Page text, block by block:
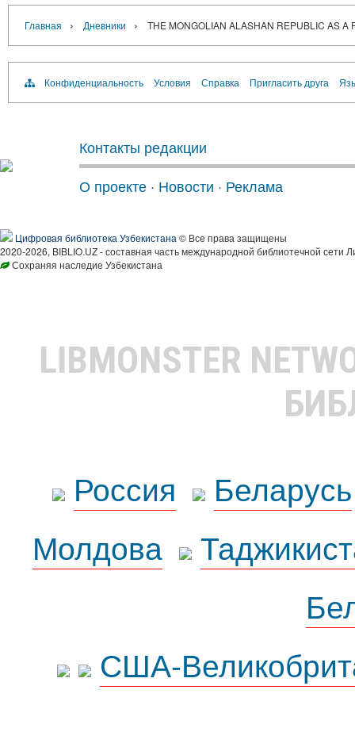
Главная › Дневники › THE MONGOLIAN ALASHAN REPUBLIC AS A
Конфиденциальность Условия Справка Пригласить друга
Контакты редакции
О проекте · Новости · Реклама
Цифровая библиотека Узбекистана © Все права защищены
2020-2026, BIBLIO.UZ - составная часть международной библиотечной сети
Сохраняя наследие Узбекистана
LIBMONSTER
Россия
Беларусь
Молдова
США-